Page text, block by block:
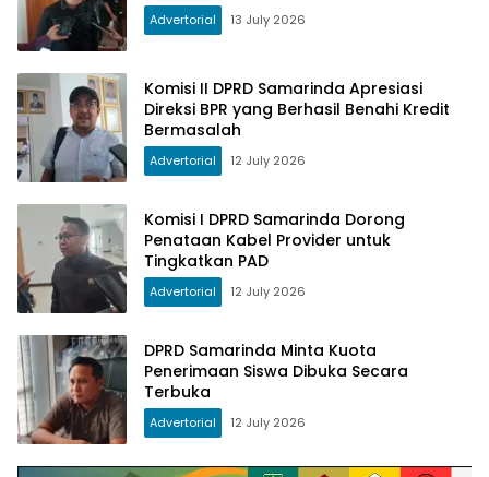
Advertorial 13 July 2026
Komisi II DPRD Samarinda Apresiasi
Direksi BPR yang Berhasil Benahi Kredit
Bermasalah
Advertorial 12 July 2026
Komisi I DPRD Samarinda Dorong
Penataan Kabel Provider untuk
Tingkatkan PAD
Advertorial 12 July 2026
DPRD Samarinda Minta Kuota
Penerimaan Siswa Dibuka Secara
Terbuka
Advertorial 12 July 2026